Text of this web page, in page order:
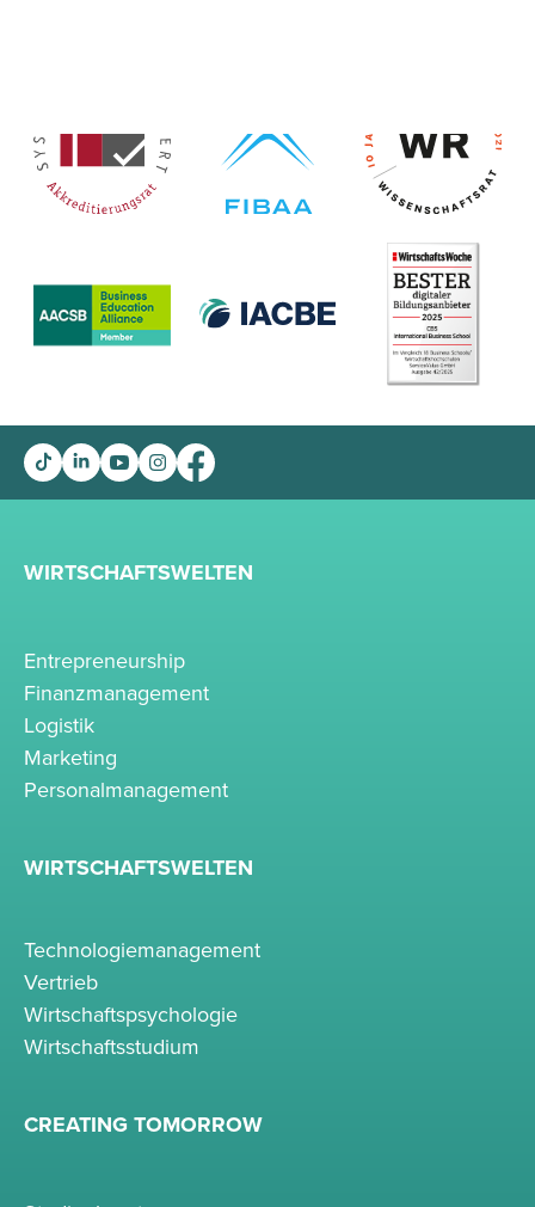
WIRTSCHAFTSWELTEN
Entrepreneurship
Finanzmanagement
Logistik
Marketing
Personalmanagement
WIRTSCHAFTSWELTEN
Technologiemanagement
Vertrieb
Wirtschaftspsychologie
Wirtschaftsstudium
CREATING TOMORROW